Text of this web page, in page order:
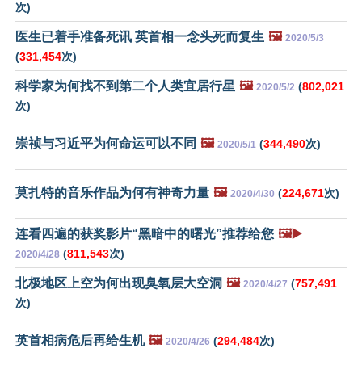
次)
医生已着手准备死讯 英首相一念头死而复生 🖼️ 2020/5/3
(331,454次)
科学家为何找不到第二个人类宜居行星 🖼️ 2020/5/2 (802,021
次)
崇祯与习近平为何命运可以不同 🖼️ 2020/5/1 (344,490次)
莫扎特的音乐作品为何有神奇力量 🖼️ 2020/4/30 (224,671次)
连看四遍的获奖影片“黑暗中的曙光”推荐给您 🖼️▶️
2020/4/28 (811,543次)
北极地区上空为何出现臭氧层大空洞 🖼️ 2020/4/27 (757,491
次)
英首相病危后再给生机 🖼️ 2020/4/26 (294,484次)